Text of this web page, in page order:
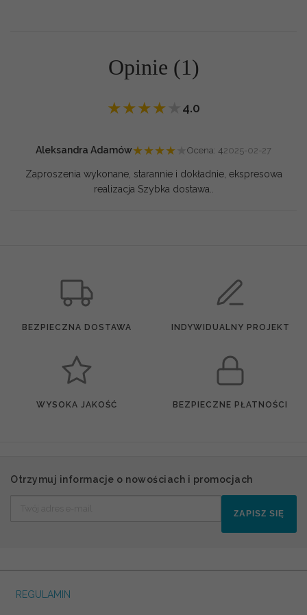
Opinie (1)
★★★★ 4.0
Aleksandra Adamów★★★★ Ocena: 42025-02-27
Zaproszenia wykonane, starannie i dokładnie, ekspresowa
realizacja Szybka dostawa..
BEZPIECZNA DOSTAWA INDYWIDUALNY PROJEKT
WYSOKA JAKOŚĆ BEZPIECZNE PŁATNOŚCI
Otrzymuj informacje o nowościach i promocjach
ZAPISZ SIĘ
REGULAMIN